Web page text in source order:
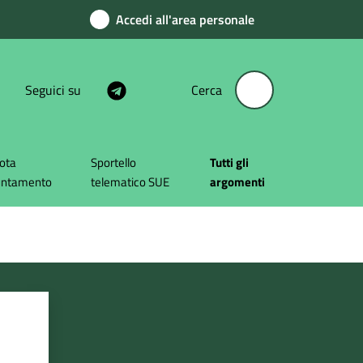
Accedi all'area personale
Seguici su Cerca
Sportello
telematico SUE
Tutti gli
argomenti